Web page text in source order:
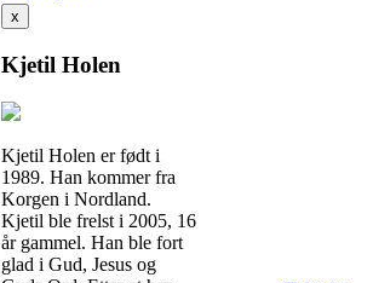
x
Kjetil Holen
Kjetil Holen er født i
1989. Han kommer fra
Korgen i Nordland.
Kjetil ble frelst i 2005, 16
år gammel. Han ble fort
glad i Gud, Jesus og